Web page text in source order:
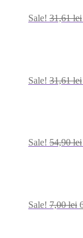
Sale! 31,61lei
Sale! 31,61lei
Sale! 54,90lei
Sale! 7,00lei